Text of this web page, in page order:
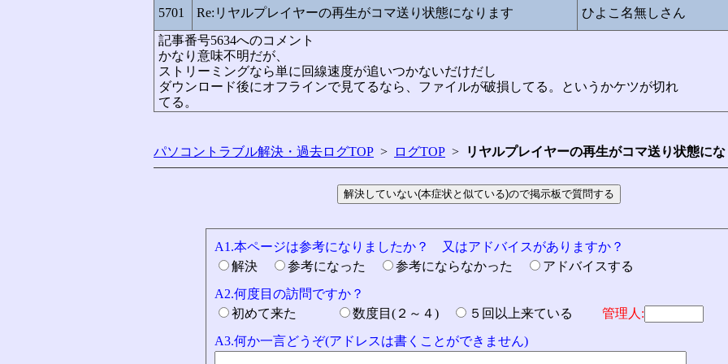
5701
Re:リヤルプレイヤーの再生がコマ送り状態になります ひよこ名無しさん
記事番号5634へのコメント
かなり意味不明だが、
ストリーミングなら単に回線速度が追いつかないだけだし
ダウンロード後にオフラインで見てるなら、ファイルが破損してる。というかケツが切れ
てる。
パソコントラブル解決・過去ログTOP > ログTOP > リヤルプレイヤーの再生がコマ送り状態に
A1.本ページは参考になりましたか？ 又はアドバイスがありますか？
解決
参考になった 参考にならなかった
アドバイスする
A2.何度目の訪問ですか？
初めて来た
数度目(２～４) ５回以上来ている 管理人:
A3.何か一言どうぞ(アドレスは書くことができません)